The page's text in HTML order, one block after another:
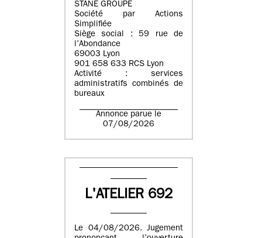
STANE GROUPE
Société par Actions
Simplifiée
Siège social : 59 rue de
l’Abondance
69003 Lyon
901 658 633 RCS Lyon
Activité : services
administratifs combinés de
bureaux
Annonce parue le
07/08/2026
L'ATELIER 692
Le 04/08/2026. Jugement